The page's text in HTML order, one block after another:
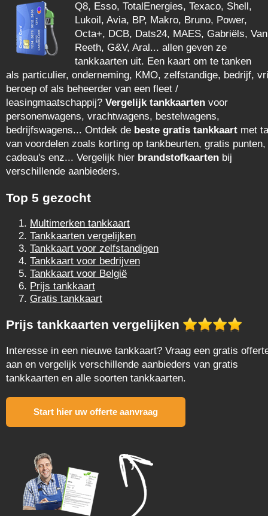
Q8, Esso, TotalEnergies, Texaco, Shell,
Lukoil, Avia, BP, Makro, Bruno, Power,
Octa+, DCB, Dats24, MAES, Gabriëls, Van
Reeth, G&V, Aral... allen geven ze
tankkaarten uit. Een kaart om te tanken
als particulier, onderneming, KMO, zelfstandige, bedrijf,
beroep of als beheerder van een fleet /
leasingmaatschappij? Vergelijk tankkaarten voor
personenwagens, vrachtwagens, bestelwagens,
bedrijfswagens... Ontdek de beste gratis tankkaart met
van voordelen zoals korting op tankbeurten, gratis punten,
cadeau's enz... Vergelijk hier brandstofkaarten bij
verschillende aanbieders.
Top 5 gezocht
Multimerken tankkaart
Tankkaarten vergelijken
Tankkaart voor zelfstandigen
Tankkaart voor bedrijven
Tankkaart voor België
Prijs tankkaart
Gratis tankkaart
Prijs tankkaarten vergelijken
Interesse in een nieuwe tankkaart? Vraag een gratis
aan en vergelijk verschillende aanbieders van gratis
tankkaarten en alle soorten tankkaarten.
Start hier uw offerte aanvraag